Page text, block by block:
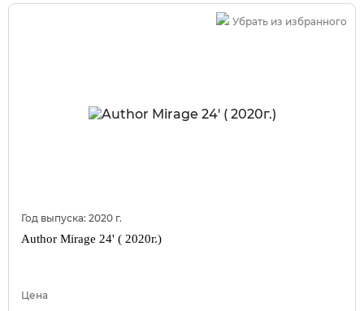
Убрать из избранного
Год выпуска: 2020 г.
Author Mirage 24' ( 2020г.)
Цена